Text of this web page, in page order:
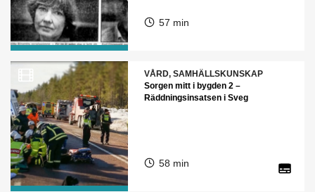
57 min
VÅRD, SAMHÄLLSKUNSKAP
Sorgen mitt i bygden 2 –
Räddningsinsatsen i Sveg
58 min